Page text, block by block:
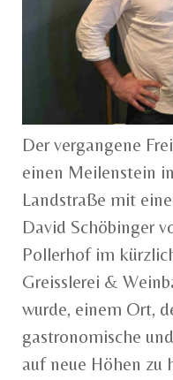
Der vergangene
einen Meilenstein
Landstraße mit
David Schöbinger
Pollerhof im
Greisslerei &
wurde, einem Ort,
gastronomische
auf neue Höhen zu